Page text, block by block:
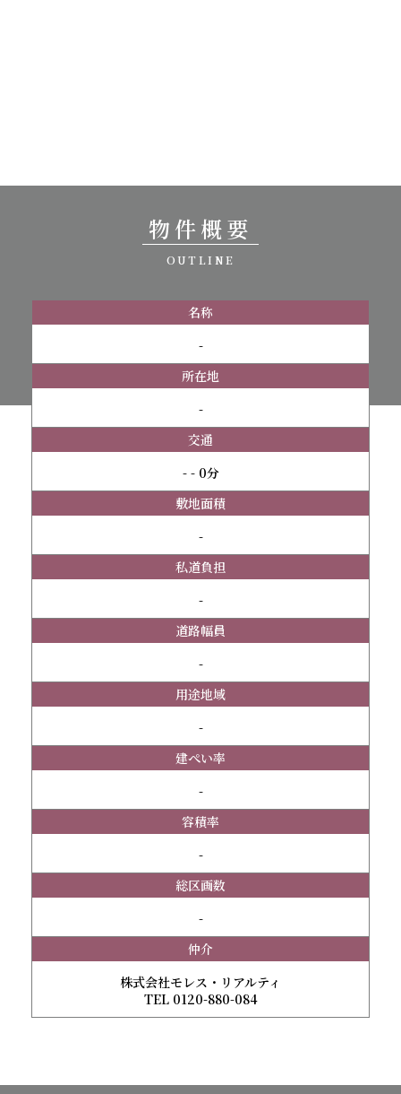
物件概要
OUTLINE
名称
-
所在地
-
交通
- - 0分
敷地面積
-
私道負担
-
道路幅員
-
用途地域
-
建ぺい率
-
容積率
-
総区画数
-
仲介
株式会社モレス・リアルティ
TEL 0120-880-084